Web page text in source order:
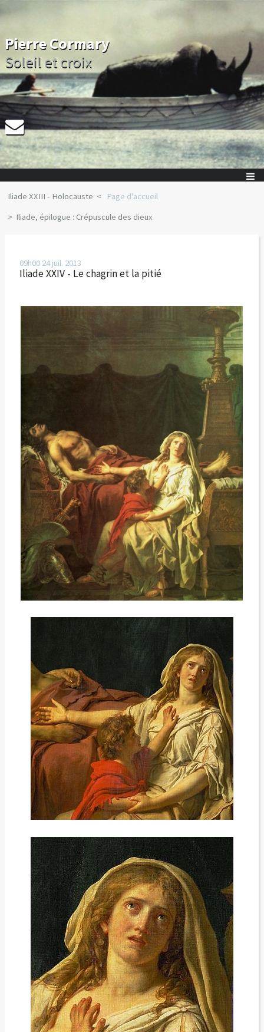
Pierre Cormary
Soleil et croix
Iliade XXIII - Holocauste
Page d'accueil
Iliade, épilogue : Crépuscule des dieux
09h00 24 juil. 2013
Iliade XXIV - Le chagrin et la pitié